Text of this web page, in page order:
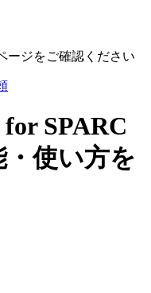
ージをご確認ください
SPARC
使い方を